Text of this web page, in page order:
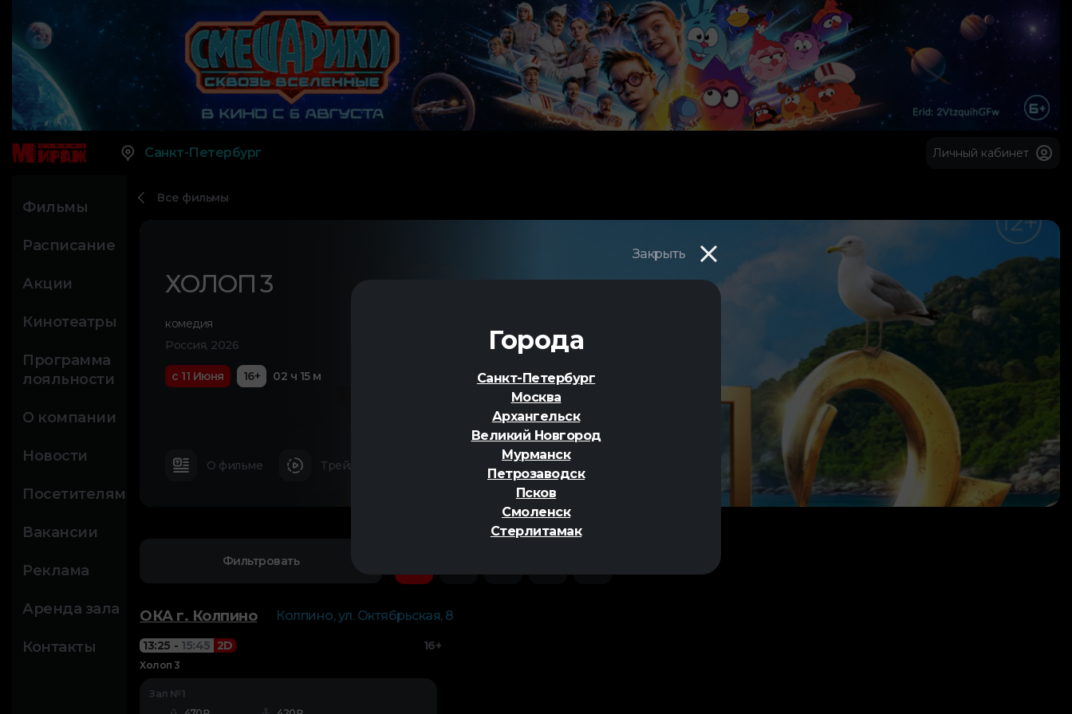
Закрыть
Города
Санкт-Петербург
Москва
Архангельск
Великий Новгород
Мурманск
Петрозаводск
Псков
Смоленск
Стерлитамак
Санкт-Петербург Личный кабинет
Фильмы
Расписание
Акции
Кинотеатры
Программа
лояльности
О компании
Новости
Посетителям
Вакансии
Реклама
Аренда зала
Контакты
Все фильмы
ХОЛОП 3
комедия
Россия, 2026
с 11 Июня 16+ 02 ч 15 м
О фильме Трейлер
Фильтровать
ОКА г. Колпино Колпино, ул. Октябрьская, 8
13:25 - 15:45 2D 16+
Холоп 3
Зал №1